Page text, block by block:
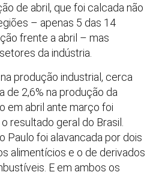
de abril, que foi calcada não
– apenas 5 das 14
frente a abril – mas
da indústria.
produção industrial, cerca
de 2,6% na produção da
em abril ante março foi
resultado geral do Brasil.
Paulo foi alavancada por dois
alimentícios e o de derivados
E em ambos os